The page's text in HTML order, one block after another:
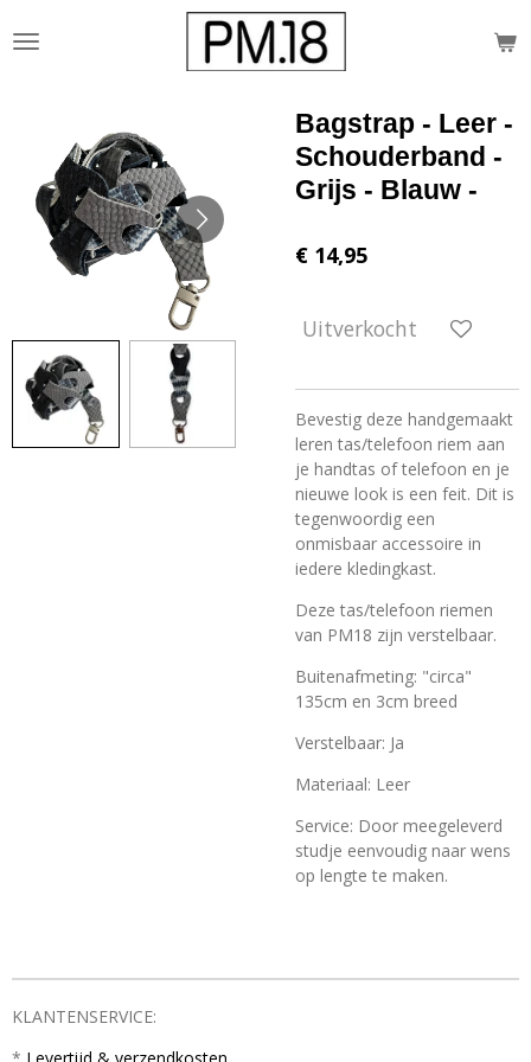
direct
Bagstrap - Leer -
Schouderband -
Grijs - Blauw -
€ 14,95
Uitverkocht
Bevestig deze handgemaakt
leren tas/telefoon riem aan
je handtas of telefoon en je
nieuwe look is een feit. Dit is
tegenwoordig een
onmisbaar accessoire in
iedere kledingkast.
Deze tas/telefoon riemen
van PM18 zijn verstelbaar.
Buitenafmeting: "circa"
135cm en 3cm breed
Verstelbaar: Ja
Materiaal: Leer
Service: Door meegeleverd
studje eenvoudig naar wens
op lengte te maken.
KLANTENSERVICE: